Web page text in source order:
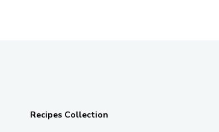
Recipes Collection